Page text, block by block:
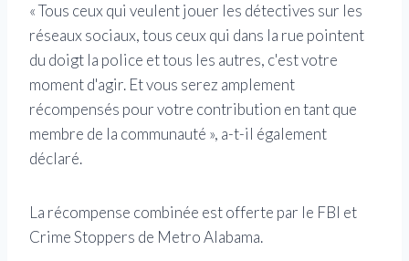
« Tous ceux qui veulent jouer les détectives sur les
réseaux sociaux, tous ceux qui dans la rue pointent
du doigt la police et tous les autres, c'est votre
moment d'agir. Et vous serez amplement
récompensés pour votre contribution en tant que
membre de la communauté », a-t-il également
déclaré.
La récompense combinée est offerte par le FBI et
Crime Stoppers de Metro Alabama.